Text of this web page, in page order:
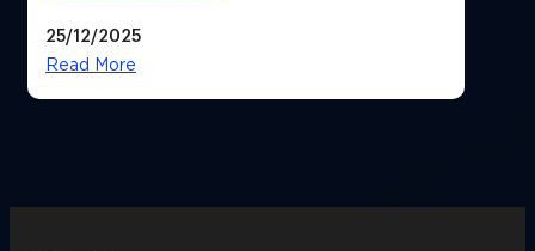
25/12/2025
Read More